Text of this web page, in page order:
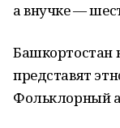
а внучке —
Башкортостан
представят
Фольклорный